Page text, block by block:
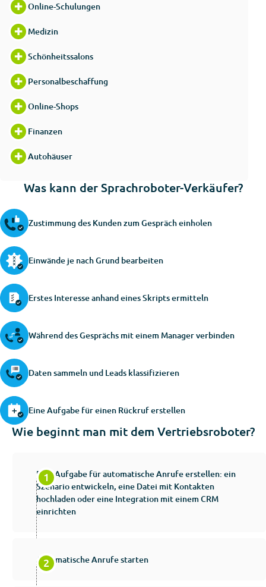
Online-Schulungen
Medizin
Schönheitssalons
Personalbeschaffung
Online-Shops
Finanzen
Autohäuser
Was kann der Sprachroboter-Verkäufer?
Zustimmung des Kunden zum Gespräch einholen
Einwände je nach Grund bearbeiten
Erstes Interesse anhand eines Skripts ermitteln
Während des Gesprächs mit einem Manager verbinden
Daten sammeln und Leads klassifizieren
Eine Aufgabe für einen Rückruf erstellen
Wie beginnt man mit dem Vertriebsroboter?
Eine Aufgabe für automatische Anrufe erstellen: ein
Szenario entwickeln, eine Datei mit Kontakten
hochladen oder eine Integration mit einem CRM
einrichten
Automatische Anrufe starten